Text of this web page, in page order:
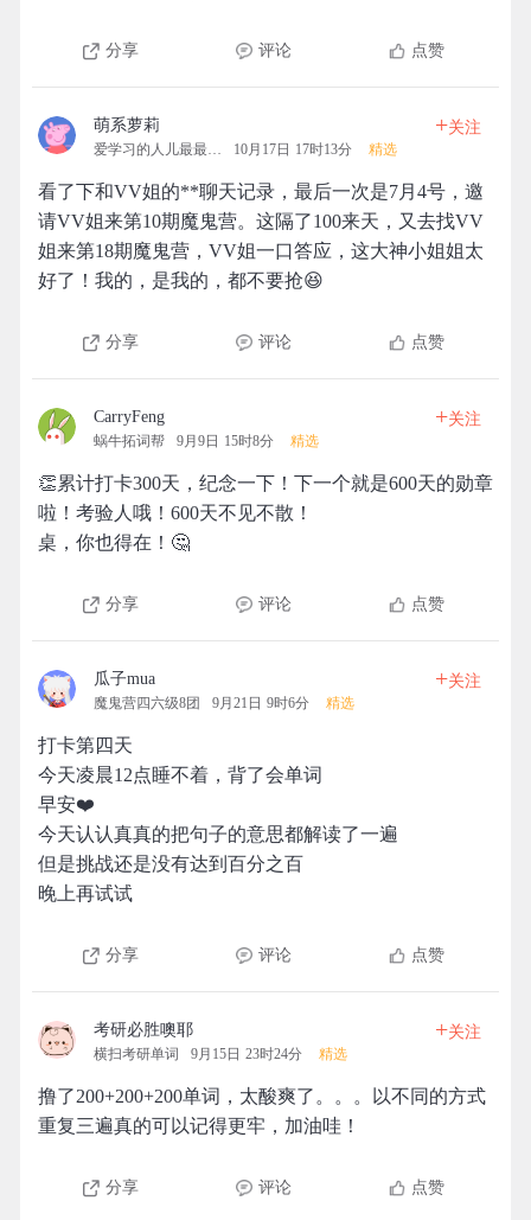
分享 评论 点赞
萌系萝莉
爱学习的人儿最最可爱 10月17日 17时13分 精选
+关注
看了下和VV姐的**聊天记录，最后一次是7月4号，邀
请VV姐来第10期魔鬼营。这隔了100来天，又去找VV
姐来第18期魔鬼营，VV姐一口答应，这大神小姐姐太
好了！我的，是我的，都不要抢😆
分享 评论 点赞
CarryFeng
蜗牛拓词帮 9月9日 15时8分 精选
+关注
👏累计打卡300天，纪念一下！下一个就是600天的勋章
啦！考验人哦！600天不见不散！
桌，你也得在！🤔
分享 评论 点赞
瓜子mua
魔鬼营四六级8团 9月21日 9时6分 精选
+关注
打卡第四天
今天凌晨12点睡不着，背了会单词
早安❤️
今天认认真真的把句子的意思都解读了一遍
但是挑战还是没有达到百分之百
晚上再试试
分享 评论 点赞
考研必胜噢耶
横扫考研单词 9月15日 23时24分 精选
+关注
撸了200+200+200单词，太酸爽了。。。以不同的方式
重复三遍真的可以记得更牢，加油哇！
分享 评论 点赞